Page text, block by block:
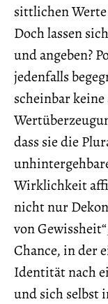
sittlichen
Doch lassen
und angeben?
jedenfalls
scheinbar
dass sie die
Wirklichkeit
nicht nur
von
Chance, in der
Identität nach
und sich selbst